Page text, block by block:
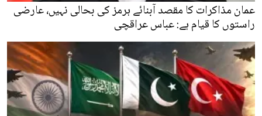
عمان مذاکرات کا مقصد آبنائے ہرمز کی بحالی نہیں، عارضی
راستوں کا قیام ہے: عباس عراقچی